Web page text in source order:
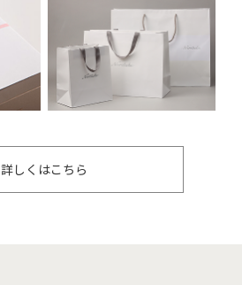
詳しくはこちら